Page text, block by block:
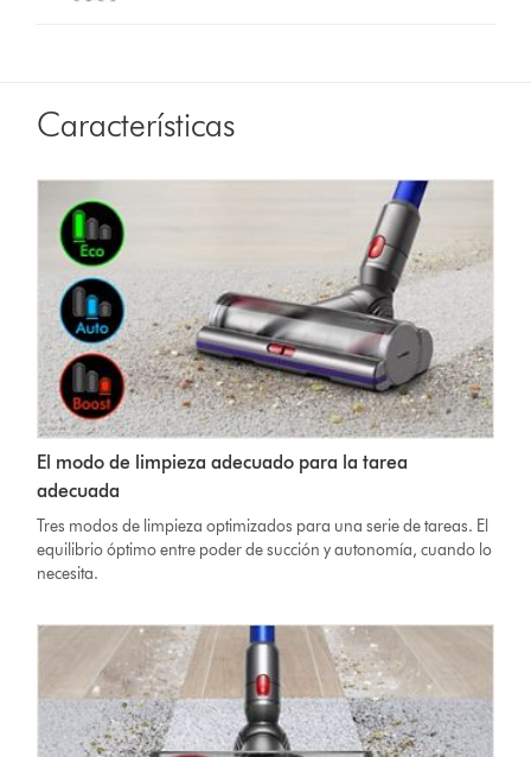
Características
El modo de limpieza adecuado para la tarea
adecuada
Tres modos de limpieza optimizados para una serie de tareas. El
equilibrio óptimo entre poder de succión y autonomía, cuando lo
necesita.